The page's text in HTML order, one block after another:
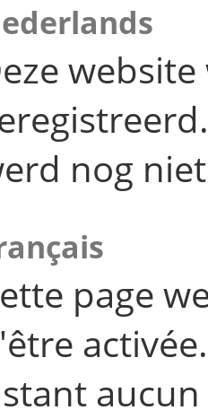
nog
page